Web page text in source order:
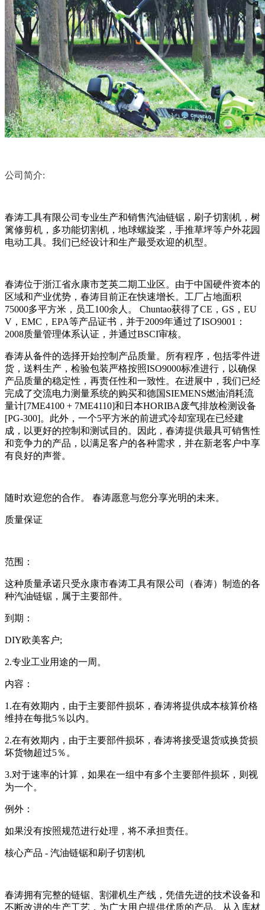
公司简介:
春涛工具有限公司专业生产和销售汽油链锯，刷子切割机，树
篱修剪机，多功能切割机，地球螺旋桨，手推草坪等户外花园
电动工具。我们已经设计和生产最受欢迎的机型。
春涛位于浙江省永康市芝英二期工业区。由于中国硬件资本的
区域和产业优势，春涛目前正在快速增长。工厂占地面积
75000多平方米，员工100余人。 Chuntao获得了CE，GS，EU
V，EMC，EPA等产品证书，并于2009年通过了ISO9001：
2008质量管理体系认证，并通过BSCI审核。
春涛从备件的选择开始控制产品质量。所有程序，包括零件进
货，送料生产，检验包装严格按照ISO9000标准进行，以确保
产品质量的稳定性，再责任性和一致性。在进展中，我们已经
完成了交流电力测量系统的购买和德国SIEMENS燃油消耗流
量计[7ME4100 + 7ME4110]和日本HORIBA废气排放检测设备
[PG-300]。此外，一个5平方米的前进式冷却室现在已经建
成，以更好的控制和测试目的。因此，春涛提供最具可销售性
和竞争力的产品，以满足客户的各种需求，并在新老客户中享
有良好的声誉。
随时欢迎您的合作。 春涛愿意与您分享光明的未来。
质量保证
范围：
这种质量承诺只受永康市春涛工具有限公司（春涛）制造的各
种汽油链锯，属于主要部件。
到期：
DIY欧美客户;
2.专业工业用途的一周。
内容：
1.在有效期内，由于主要部件损坏，春涛将提供成本核算价格
维持在每批5％以内。
2.在有效期内，由于主要部件损坏，春涛将接受退货或换货损
坏货物超过5％。
3.对于速率的计算，如果在一组中有多个主要部件损坏，则视
为一个。
例外：
如果没有按照规范进行处理，将不承担责任。
核心产品 - 汽油链锯和刷子切割机
春涛拥有完整的链锯、割灌机生产线，凭借先进的技术设备和
不断改进的生产工艺，为广大用户提供优质的产品。从入库材